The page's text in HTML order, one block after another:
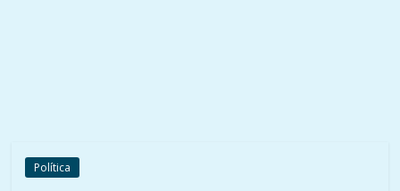
Política